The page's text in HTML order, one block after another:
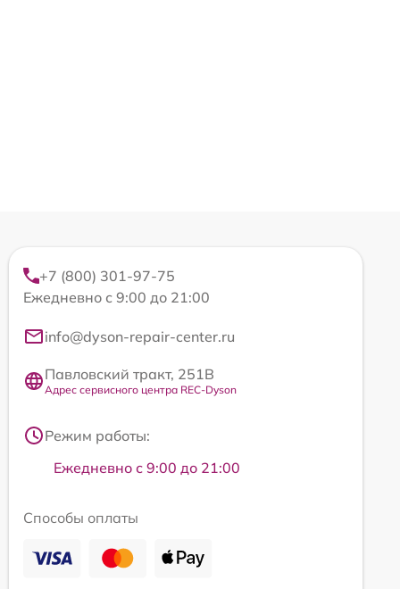
+7 (800) 301-97-75
Ежедневно с 9:00 до 21:00
info@dyson-repair-center.ru
Павловский тракт, 251В
Адрес сервисного центра REC-Dyson
Режим работы:
Ежедневно с 9:00 до 21:00
Способы оплаты